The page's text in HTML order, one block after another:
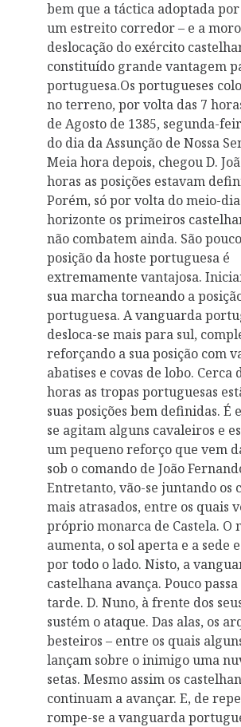
bem que a táctica adoptada por
um estreito corredor – e a
deslocação do exército
constituído grande vantagem
portuguesa.Os portugueses
no terreno, por volta das 7
de Agosto de 1385, segunda-
do dia da Assunção de Nossa
Meia hora depois, chegou D.
horas as posições estavam
Porém, só por volta do meio-
horizonte os primeiros
não combatem ainda. São
posição da hoste portuguesa é
extremamente vantajosa.
sua marcha torneando a
portuguesa. A vanguarda
desloca-se mais para sul,
reforçando a sua posição com
abatises e covas de lobo. Cerca
horas as tropas portuguesas
suas posições bem definidas. É
se agitam alguns cavaleiros e
um pequeno reforço que vem
sob o comando de João
Entretanto, vão-se juntando os
mais atrasados, entre os quais
próprio monarca de Castela. O
aumenta, o sol aperta e a sede
por todo o lado. Nisto, a
castelhana avança. Pouco
tarde. D. Nuno, à frente dos
sustém o ataque. Das alas, os
besteiros – entre os quais
lançam sobre o inimigo uma
setas. Mesmo assim os
continuam a avançar. E, de
rompe-se a vanguarda